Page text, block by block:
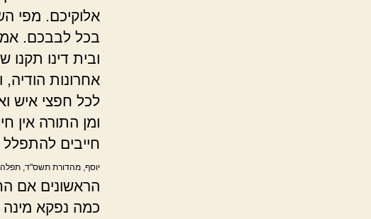
אלוקיכם. מפי
בכל לבבכם.
ובית דינו
אחרונות
לכל חפצי איש
ומן התורה אין
חייבים
יוסף, מהדורת תשס"ד,
הראשונים אם
כמה נפקא מינה